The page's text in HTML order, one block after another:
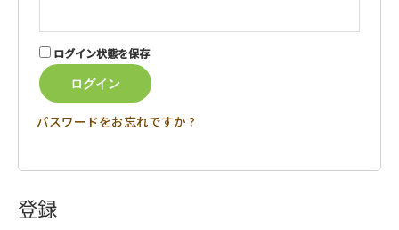
ログイン状態を保存
ログイン
パスワードをお忘れですか ?
登録